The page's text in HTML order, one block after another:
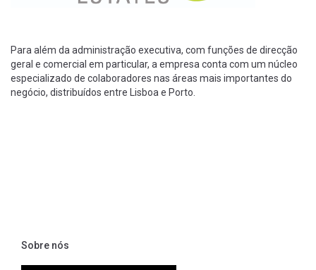
Para além da administração executiva, com funções de direcção
geral e comercial em particular, a empresa conta com um núcleo
especializado de colaboradores nas áreas mais importantes do
negócio, distribuídos entre Lisboa e Porto.
Sobre nós